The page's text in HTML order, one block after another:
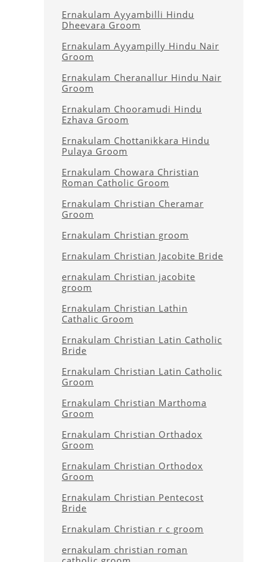
Ernakulam Ayyambilli Hindu
Dheevara Groom
Ernakulam Ayyampilly Hindu Nair
Groom
Ernakulam Cheranallur Hindu Nair
Groom
Ernakulam Chooramudi Hindu
Ezhava Groom
Ernakulam Chottanikkara Hindu
Pulaya Groom
Ernakulam Chowara Christian
Roman Catholic Groom
Ernakulam Christian Cheramar
Groom
Ernakulam Christian groom
Ernakulam Christian Jacobite Bride
ernakulam Christian jacobite
groom
Ernakulam Christian Lathin
Cathalic Groom
Ernakulam Christian Latin Catholic
Bride
Ernakulam Christian Latin Catholic
Groom
Ernakulam Christian Marthoma
Groom
Ernakulam Christian Orthadox
Groom
Ernakulam Christian Orthodox
Groom
Ernakulam Christian Pentecost
Bride
Ernakulam Christian r c groom
ernakulam christian roman